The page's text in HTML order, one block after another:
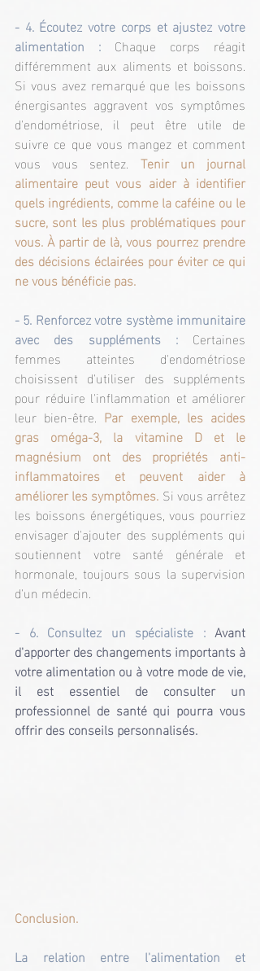
- 4. Écoutez votre corps et ajustez votre
alimentation : Chaque corps réagit
différemment aux aliments et boissons.
Si vous avez remarqué que les boissons
énergisantes aggravent vos symptômes
d'endométriose, il peut être utile de
suivre ce que vous mangez et comment
vous vous sentez. Tenir un journal
alimentaire peut vous aider à identifier
quels ingrédients, comme la caféine ou le
sucre, sont les plus problématiques pour
vous. À partir de là, vous pourrez prendre
des décisions éclairées pour éviter ce qui
ne vous bénéficie pas.
- 5. Renforcez votre système immunitaire
avec des suppléments : Certaines
femmes atteintes d'endométriose
choisissent d'utiliser des suppléments
pour réduire l'inflammation et améliorer
leur bien-être. Par exemple, les acides
gras oméga-3, la vitamine D et le
magnésium ont des propriétés anti-
inflammatoires et peuvent aider à
améliorer les symptômes. Si vous arrêtez
les boissons énergétiques, vous pourriez
envisager d'ajouter des suppléments qui
soutiennent votre santé générale et
hormonale, toujours sous la supervision
d'un médecin.
- 6. Consultez un spécialiste : Avant
d'apporter des changements importants à
votre alimentation ou à votre mode de vie,
il est essentiel de consulter un
professionnel de santé qui pourra vous
offrir des conseils personnalisés.
Conclusion.
La relation entre l'alimentation et